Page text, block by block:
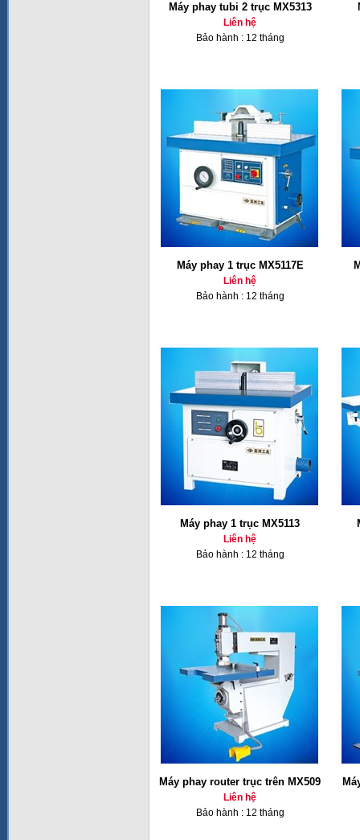
Máy phay tubi 2 trục MX5313
Liên hệ
Bảo hành : 12 tháng
Máy phay 1 trục MX5117E
Liên hệ
Bảo hành : 12 tháng
Máy phay 1 trục MX5113
Liên hệ
Bảo hành : 12 tháng
Máy phay router trục trên MX509
Liên hệ
Bảo hành : 12 tháng